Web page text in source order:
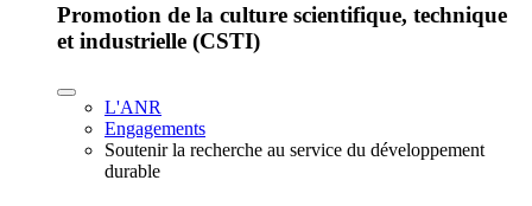
Promotion de la culture scientifique, technique
et industrielle (CSTI)
L'ANR
Engagements
Soutenir la recherche au service du développement
durable